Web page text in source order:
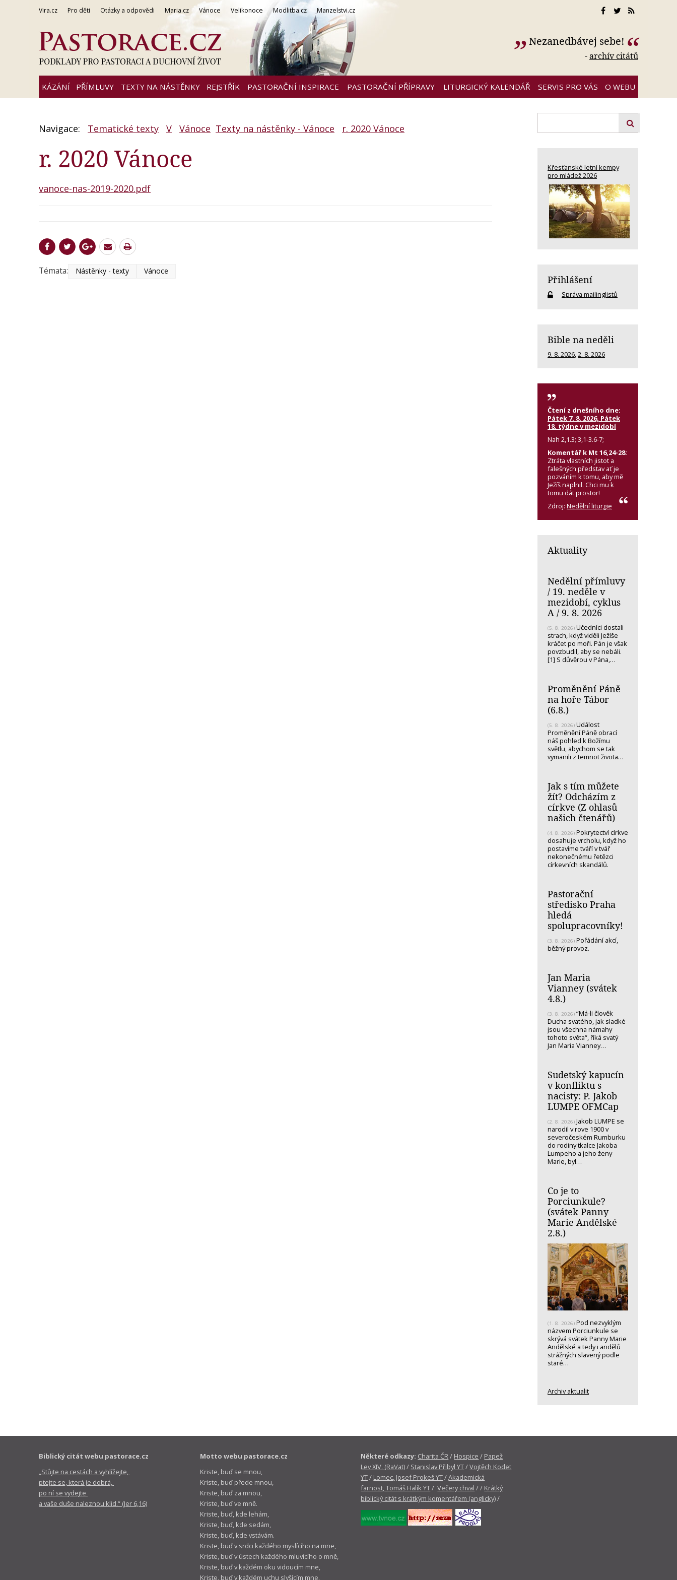
Vira.cz Pro děti Otázky a odpovědi Maria.cz Vánoce Velikonoce Modlitba.cz Manzelstvi.cz
Nezanedbávej sebe!
-archív citátů
KÁZÁNÍ PŘÍMLUVY TEXTY NA NÁSTĚNKY REJSTŘÍK PASTORAČNÍ INSPIRACE PASTORAČNÍ PŘÍPRAVY LITURGICKÝ KALENDÁŘ SERVIS PRO VÁS O WEBU
Navigace: Tematické texty V Vánoce Texty na nástěnky - Vánoce r. 2020 Vánoce
r. 2020 Vánoce
vanoce-nas-2019-2020.pdf
Témata: Nástěnky - texty Vánoce
Křesťanské letní kempy
pro mládež 2026
Přihlášení
Správa mailinglistů
Bible na neděli
9. 8. 2026 2. 8. 2026
Čtení z dnešního dne:
Pátek 7. 8. 2026, Pátek
18. týdne v mezidobí
Nah 2,1.3; 3,1-3.6-7;
Komentář k Mt 16,24-28:
Ztráta vlastních jistot a
falešných představ ať je
pozváním k tomu, aby mě
Ježíš naplnil. Chci mu k
tomu dát prostor!
Zdroj: Nedělní liturgie
Aktuality
Nedělní přímluvy
/ 19. neděle v
mezidobí, cyklus
A / 9. 8. 2026
(5. 8. 2026) Učedníci dostali
strach, když viděli Ježíše
kráčet po moři. Pán je však
povzbudil, aby se nebáli.
[1] S důvěrou v Pána,…
Proměnění Páně
na hoře Tábor
(6.8.)
(5. 8. 2026) Událost
Proměnění Páně obrací
náš pohled k Božímu
světlu, abychom se tak
vymanili z temnot života…
Jak s tím můžete
žít? Odcházím z
církve (Z ohlasů
našich čtenářů)
(4. 8. 2026) Pokrytectví církve
dosahuje vrcholu, když ho
postavíme tváří v tvář
nekonečnému řetězci
církevních skandálů.
Pastorační
středisko Praha
hledá
spolupracovníky!
(3. 8. 2026) Pořádání akcí,
běžný provoz.
Jan Maria
Vianney (svátek
4.8.)
(3. 8. 2026) “Má-li člověk
Ducha svatého, jak sladké
jsou všechna námahy
tohoto světa“, říká svatý
Jan Maria Vianney…
Sudetský kapucín
v konfliktu s
nacisty: P. Jakob
LUMPE OFMCap
(2. 8. 2026) Jakob LUMPE se
narodil v rove 1900 v
severočeském Rumburku
do rodiny tkalce Jakoba
Lumpeho a jeho ženy
Marie, byl…
Co je to
Porciunkule?
(svátek Panny
Marie Andělské
2.8.)
(1. 8. 2026) Pod nezvyklým
názvem Porciunkule se
skrývá svátek Panny Marie
Andělské a tedy i andělů
strážných slavený podle
staré…
Archiv aktualit
Biblický citát webu pastorace.cz
„Stůjte na cestách a vyhlížejte,
ptejte se, která je dobrá,
po ní se vydejte
a vaše duše naleznou klid.“ (Jer 6,16)
Motto webu pastorace.cz
Kriste, buď se mnou,
Kriste, buď přede mnou,
Kriste, buď za mnou,
Kriste, buď ve mně.
Kriste, buď, kde lehám,
Kriste, buď, kde sedám,
Kriste, buď, kde vstávám.
Kriste, buď v srdci každého myslícího na mne,
Kriste, buď v ústech každého mluvicího o mně,
Kriste, buď v každém oku vidoucím mne,
Kriste, buď v každém uchu slyšícím mne.
Některé odkazy: Charita ČR/ Hospice / Papež
Lev XIV. (RaVat)/ Stanislav Přibyl YT/Vojtěch Kodet
YT/ Lomec, Josef Prokeš YT/Akademická
farnost, Tomáš Halík YT/Večery chval / / Krátký
biblický citát s krátkým komentářem (anglicky)/